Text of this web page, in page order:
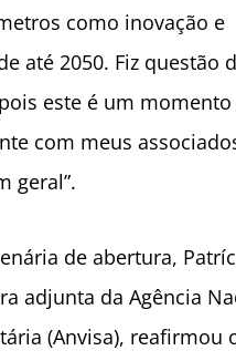
como inovação e
até 2050. Fiz questão
este é um
com meus
geral”.
de abertura,
adjunta da Agência
(Anvisa), reafirmou